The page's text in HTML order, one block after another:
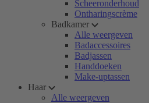
Scheeronderhoud
Ontharingscrème
Badkamer
Alle weergeven
Badaccessoires
Badjassen
Handdoeken
Make-uptassen
Haar
Alle weergeven